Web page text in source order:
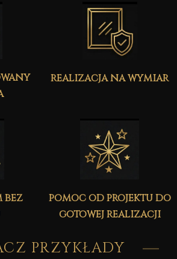
realizacja na wymiar
bez
pomoc od projektu do
gotowej realizacji
PRZYKŁADY